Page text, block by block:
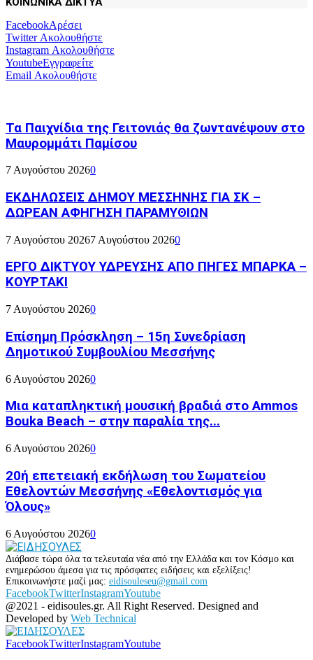
FacebookΑρέσει
TwitterΑκολουθήστε
Instagram Ακολουθήστε
YoutubeΕγγραφείτε
Email Ακολουθήστε
Τα Παιχνίδια της Γειτονιάς θα ζωντανέψουν στο
Μαυρομμάτι Παμίσου
7 Αυγούστου 20260
ΕΚΔΗΛΩΣΕΙΣ ΔΗΜΟΥ ΜΕΣΣΗΝΗΣ ΓΙΑ ΣΚ –
ΔΩΡΕΑΝ ΑΦΗΓΗΣΗ ΠΑΡΑΜΥΘΙΩΝ
7 Αυγούστου 20267 Αυγούστου 20260
ΕΡΓΟ ΔΙΚΤΥΟΥ ΥΔΡΕΥΣΗΣ ΑΠΟ ΠΗΓΕΣ ΜΠΑΡΚΑ –
ΚΟΥΡΤΑΚΙ
7 Αυγούστου 20260
Επίσημη Πρόσκληση – 15η Συνεδρίαση
Δημοτικού Συμβουλίου Μεσσήνης
6 Αυγούστου 20260
Μια καταπληκτική μουσική βραδιά στο Ammos
Bouka Beach – στην παραλία της...
6 Αυγούστου 20260
20ή επετειακή εκδήλωση του Σωματείου
Εθελοντών Μεσσήνης «Εθελοντισμός για
Όλους»
6 Αυγούστου 20260
Διάβασε τώρα όλα τα τελευταία νέα από την Ελλάδα και τον Κόσμο και
ενημερώσου άμεσα για τις πρόσφατες ειδήσεις και εξελίξεις!
Επικοινωνήστε μαζί μας: eidisouleseu@gmail.com
FacebookTwitterInstagramYoutube
@2021 - eidisoules.gr. All Right Reserved. Designed and
Developed by Web Technical
FacebookTwitterInstagramYoutube